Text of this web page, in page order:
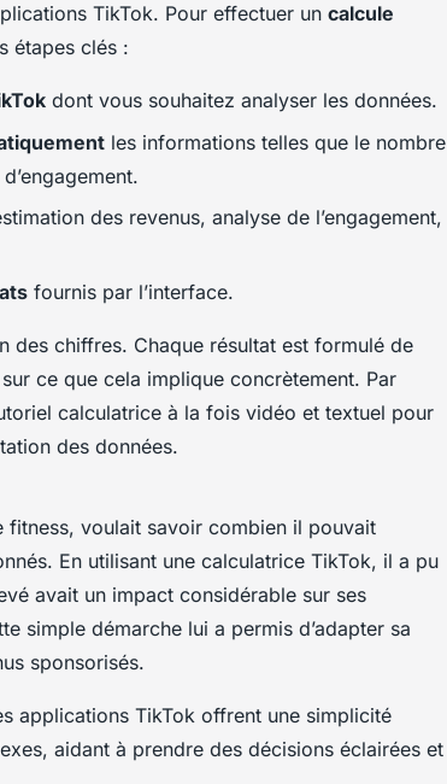
TikTok. Pour effectuer un calcule
étapes clés :
dont vous souhaitez analyser les données.
les informations telles que le nombre
des revenus, analyse de l’engagement,
fournis par l’interface.
des chiffres. Chaque résultat est formulé de
ce que cela implique concrètement. Par
calculatrice à la fois vidéo et textuel pour
des données.
fitness, voulait savoir combien il pouvait
En utilisant une calculatrice TikTok, il a pu
avait un impact considérable sur ses
simple démarche lui a permis d’adapter sa
sponsorisés.
applications TikTok offrent une simplicité
aidant à prendre des décisions éclairées et